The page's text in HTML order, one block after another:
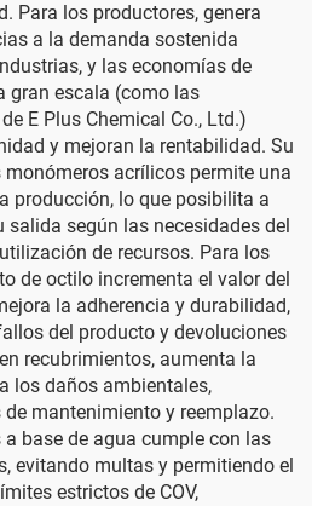
Para los productores, genera
a la demanda sostenida
y las economías de
gran escala (como las
E Plus Chemical Co., Ltd.)
y mejoran la rentabilidad. Su
acrílicos permite una
producción, lo que posibilita a
según las necesidades del
de recursos. Para los
de octilo incrementa el valor del
la adherencia y durabilidad,
del producto y devoluciones
recubrimientos, aumenta la
los daños ambientales,
mantenimiento y reemplazo.
base de agua cumple con las
evitando multas y permitiendo el
estrictos de COV,